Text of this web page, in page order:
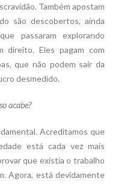
Também apostam
são descobertos, ainda
passaram explorando
direito. Eles pagam com
que não podem sair da
desmedido.
acabe?
Acreditamos que
está cada vez mais
que existia o trabalho
Agora, está devidamente